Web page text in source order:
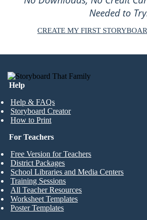
Needed to
CREATE MY FIRST
Help
Help & FAQs
Storyboard Creator
How to Print
For Teachers
Free Version for Teachers
District Packages
School Libraries and Media Centers
Training Sessions
All Teacher Resources
Worksheet Templates
Poster Templates